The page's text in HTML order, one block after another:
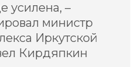
усилена, –
министр
Иркутской
Кирдяпкин